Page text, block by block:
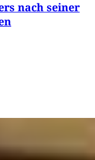
nach seiner